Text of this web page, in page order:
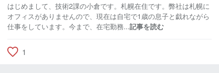
はじめまして、技術2課の小倉です。札幌在住です。弊社は札幌に
オフィスがありませんので、現在は自宅で1歳の息子と戯れながら
仕事をしています。今まで、在宅勤務...記事を読む
1